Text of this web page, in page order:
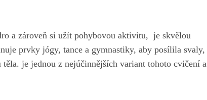
a zároveň si užít pohybovou aktivitu, ⁤ je skvělou
prvky jógy, tance a gymnastiky, aby posílila svaly,
je ⁣jednou‍ z nejúčinnějších variant tohoto cvičení a